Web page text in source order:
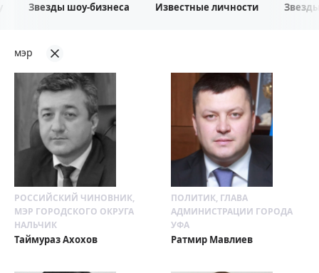
Звезды шоу-бизнеса Известные личности
мэр
РОССИЙСКИЙ ЧИНОВНИК,
МЭР ГОРОДСКОГО ОКРУГА
НАЛЬЧИК
Таймураз Ахохов
ПОЛИТИК, ГЛАВА
АДМИНИСТРАЦИИ ГОРОДА
УФА
Ратмир Мавлиев